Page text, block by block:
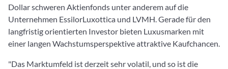
Dollar schweren Aktienfonds unter anderem auf die
Unternehmen EssilorLuxottica und LVMH. Gerade für den
langfristig orientierten Investor bieten Luxusmarken mit
einer langen Wachstumsperspektive attraktive Kaufchancen.
"Das Marktumfeld ist derzeit sehr volatil, und so ist die